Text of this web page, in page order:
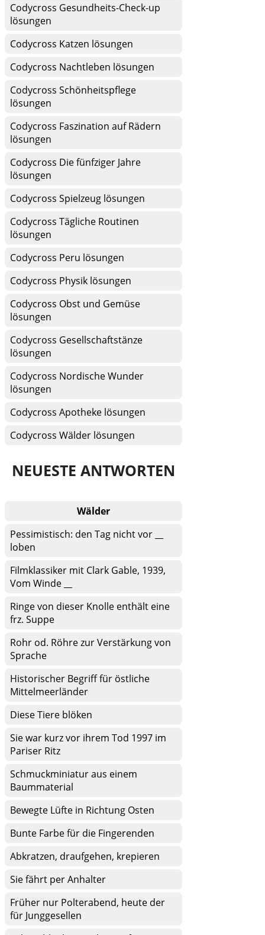
Codycross Gesundheits-Check-up
lösungen
Codycross Katzen lösungen
Codycross Nachtleben lösungen
Codycross Schönheitspflege
lösungen
Codycross Faszination auf Rädern
lösungen
Codycross Die fünfziger Jahre
lösungen
Codycross Spielzeug lösungen
Codycross Tägliche Routinen
lösungen
Codycross Peru lösungen
Codycross Physik lösungen
Codycross Obst und Gemüse
lösungen
Codycross Gesellschaftstänze
lösungen
Codycross Nordische Wunder
lösungen
Codycross Apotheke lösungen
Codycross Wälder lösungen
NEUESTE ANTWORTEN
Wälder
Pessimistisch: den Tag nicht vor __
loben
Filmklassiker mit Clark Gable, 1939,
Vom Winde __
Ringe von dieser Knolle enthält eine
frz. Suppe
Rohr od. Röhre zur Verstärkung von
Sprache
Historischer Begriff für östliche
Mittelmeerländer
Diese Tiere blöken
Sie war kurz vor ihrem Tod 1997 im
Pariser Ritz
Schmuckminiatur aus einem
Baummaterial
Bewegte Lüfte in Richtung Osten
Bunte Farbe für die Fingerenden
Abkratzen, draufgehen, krepieren
Sie fährt per Anhalter
Früher nur Polterabend, heute der
für Junggesellen